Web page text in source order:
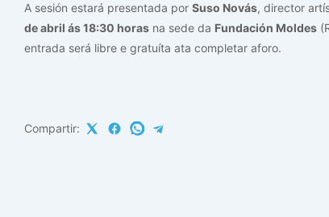
A sesión estará presentada por Suso Novás, director
de abril ás 18:30 horas na sede da Fundación Moldes
entrada será libre e gratuíta ata completar aforo.
Compartir: